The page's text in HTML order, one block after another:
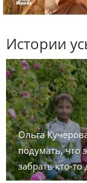
Истории
Ольга
подумать, что
забрать кто-то